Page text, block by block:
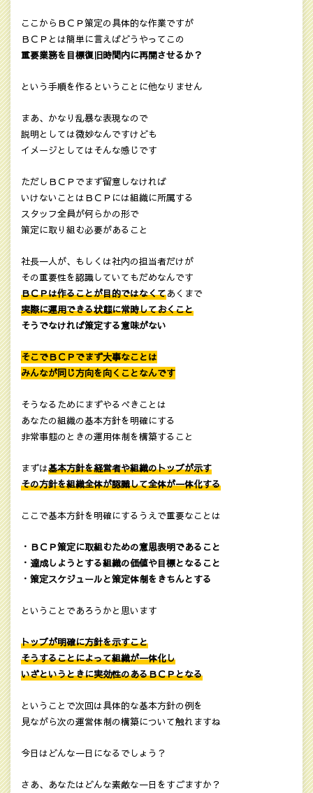
ここからＢＣＰ策定の具体的な作業ですが
ＢＣＰとは簡単に言えばどうやってこの
重要業務を目標復旧時間内に再開させるか？
という手順を作るということに他なりません
まあ、かなり乱暴な表現なので
説明としては微妙なんですけども
イメージとしてはそんな感じです
ただしＢＣＰでまず留意しなければ
いけないことはＢＣＰには組織に所属する
スタッフ全員が何らかの形で
策定に取り組む必要があること
社長一人が、もしくは社内の担当者だけが
その重要性を認識していてもだめなんです
ＢＣＰは作ることが目的ではなくてあくまで
実際に運用できる状態に常時しておくこと
そうでなければ策定する意味がない
そこでＢＣＰでまず大事なことは
みんなが同じ方向を向くことなんです
そうなるためにまずやるべきことは
あなたの組織の基本方針を明確にする
非常事態のときの運用体制を構築すること
まずは基本方針を経営者や組織のトップが示す
その方針を組織全体が認識して全体が一体化する
ここで基本方針を明確にするうえで重要なことは
・ＢＣＰ策定に取組むための意思表明であること
・達成しようとする組織の価値や目標となること
・策定スケジュールと策定体制をきちんとする
ということであろうかと思います
トップが明確に方針を示すこと
そうすることによって組織が一体化し
いざというときに実効性のあるＢＣＰとなる
ということで次回は具体的な基本方針の例を
見ながら次の運営体制の構築について触れますね
今日はどんな一日になるでしょう？
さあ、あなたはどんな素敵な一日をすごますか？